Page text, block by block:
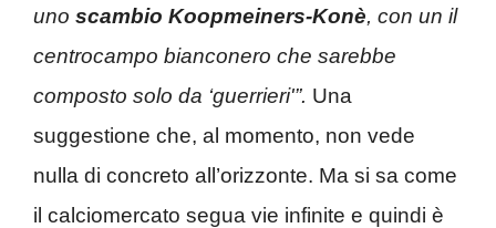
uno scambio Koopmeiners-Konè, con un il
centrocampo bianconero che sarebbe
composto solo da ‘guerrieri'”. Una
suggestione che, al momento, non vede
nulla di concreto all’orizzonte. Ma si sa come
il calciomercato segua vie infinite e quindi è